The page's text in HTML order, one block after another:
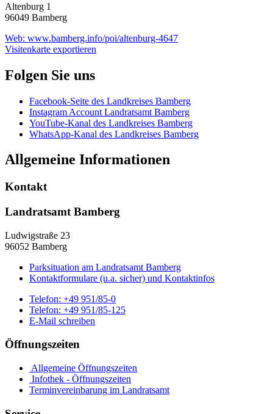
Altenburg 1
96049 Bamberg
Web: www.bamberg.info/poi/altenburg-4647
Visitenkarte exportieren
Folgen Sie uns
Facebook-Seite des Landkreises Bamberg
Instagram Account Landratsamt Bamberg
YouTube-Kanal des Landkreises Bamberg
WhatsApp-Kanal des Landkreises Bamberg
Allgemeine Informationen
Kontakt
Landratsamt Bamberg
Ludwigstraße 23
96052 Bamberg
Parksituation am Landratsamt Bamberg
Kontaktformulare (u.a. sicher) und Kontaktinfos
Telefon: +49 951/85-0
Telefon: +49 951/85-125
E-Mail schreiben
Öffnungszeiten
Allgemeine Öffnungszeiten
Infothek - Öffnungszeiten
Terminvereinbarung im Landratsamt